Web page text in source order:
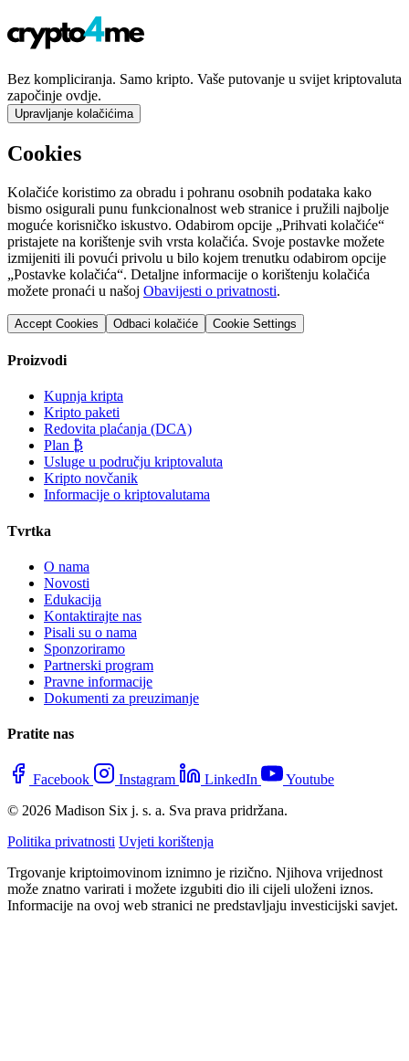
Bez kompliciranja. Samo kripto. Vaše putovanje u svijet kriptovaluta
započinje ovdje.
Upravljanje kolačićima
Cookies
Kolačiće koristimo za obradu i pohranu osobnih podataka kako
bismo osigurali punu funkcionalnost web stranice i pružili najbolje
moguće korisničko iskustvo. Odabirom opcije „Prihvati kolačiće“
pristajete na korištenje svih vrsta kolačića. Svoje postavke možete
izmijeniti ili povući privolu u bilo kojem trenutku odabirom opcije
„Postavke kolačića“. Detaljne informacije o korištenju kolačića
možete pronaći u našoj Obavijesti o privatnosti.
Accept Cookies Odbaci kolačiće Cookie Settings
Proizvodi
Kupnja kripta
Kripto paketi
Redovita plaćanja (DCA)
Plan ₿
Usluge u području kriptovaluta
Kripto novčanik
Informacije o kriptovalutama
Tvrtka
O nama
Novosti
Edukacija
Kontaktirajte nas
Pisali su o nama
Sponzoriramo
Partnerski program
Pravne informacije
Dokumenti za preuzimanje
Pratite nas
Facebook Instagram LinkedIn
Youtube
© 2026 Madison Six j. s. a. Sva prava pridržana.
Politika privatnosti Uvjeti korištenja
Trgovanje kriptoimovinom iznimno je rizično. Njihova vrijednost
može znatno varirati i možete izgubiti dio ili cijeli uloženi iznos.
Informacije na ovoj web stranici ne predstavljaju investicijski savjet.